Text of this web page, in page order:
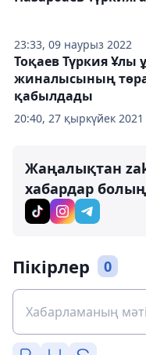
23:33, 09 наурыз 2022
20:40, 27 қыркүйек 2021
Тоқаев Түркия Ұлы
жиналысының
қабылдады
Жаңалықтан
хабардар
Пікірлер 0